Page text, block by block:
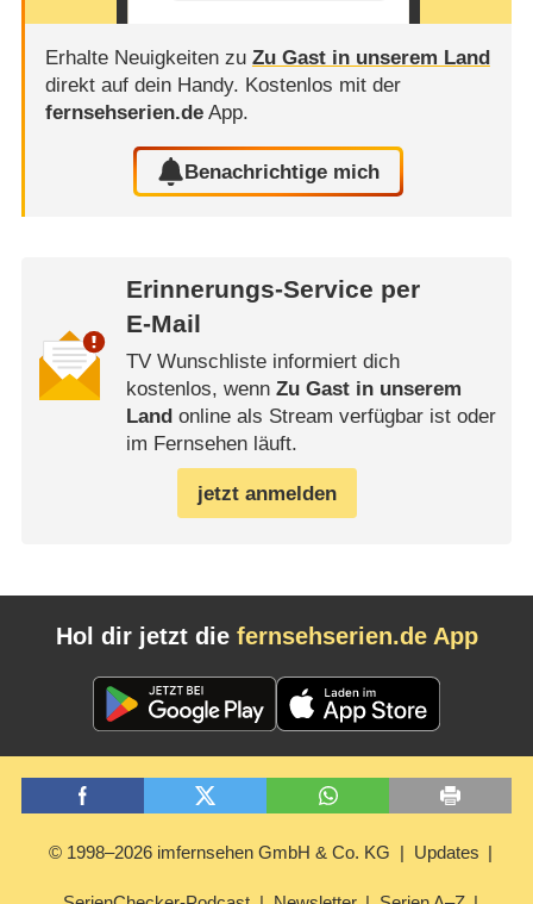
Erhalte Neuigkeiten zu Zu Gast in unserem Land
direkt auf dein Handy. Kostenlos mit der
fernsehserien.deApp.
Benachrichtige mich
Erinnerungs-Service per
E-Mail
TV Wunschliste informiert dich
kostenlos, wenn Zu Gast in unserem
Land online als Stream verfügbar ist oder
im Fernsehen läuft.
jetzt anmelden
Hol dir jetzt die fernsehserien.de App
© 1998–2026 imfernsehen GmbH & Co. KG Updates